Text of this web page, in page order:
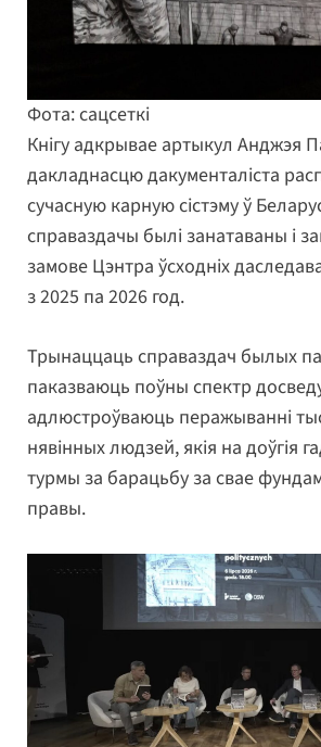
Фота: сацсеткі
Кнігу адкрывае артыкул Анджэя
дакладнасцю дакументаліста
сучасную карную сістэму ў
справаздачы былі занатаваны і
замове Цэнтра ўсходніх
з 2025 па 2026 год.
Трынаццаць справаздач былых
паказваюць поўны спектр
адлюстроўваюць перажыванні
нявінных людзей, якія на доўгія
турмы за барацьбу за свае
правы.